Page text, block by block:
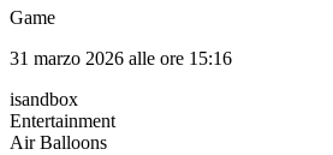
Game
31 marzo 2026 alle ore 15:16
isandbox
Entertainment
Air Balloons